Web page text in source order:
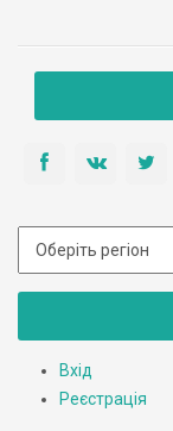
Вхід
Реєстрація